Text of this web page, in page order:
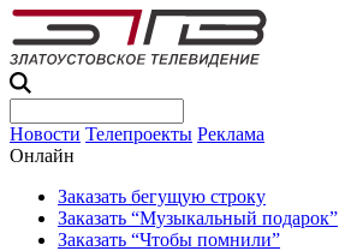
Новости Телепроекты Реклама
Онлайн
Заказать бегущую строку
Заказать “Музыкальный подарок”
Заказать “Чтобы помнили”